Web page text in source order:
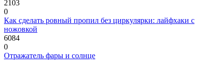
2103
0
Как сделать ровный пропил без циркулярки: лайфхаки с
ножовкой
6084
0
Отражатель фары и солнце